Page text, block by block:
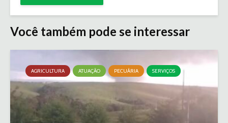
Você também pode se interessar
AGRICULTURA ATUAÇÃO PECUÁRIA SERVIÇOS